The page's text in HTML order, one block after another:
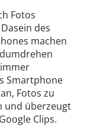
Fotos
des
machen
Smartphone
Fotos zu
und überzeugt
Clips.